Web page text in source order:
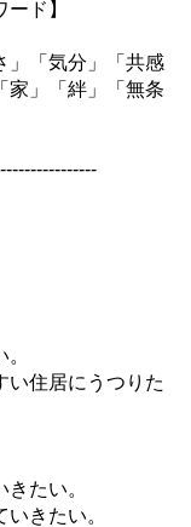
ド】
」「気分」「共感
家」「絆」「無条
い住居にうつりた
たい。
きたい。